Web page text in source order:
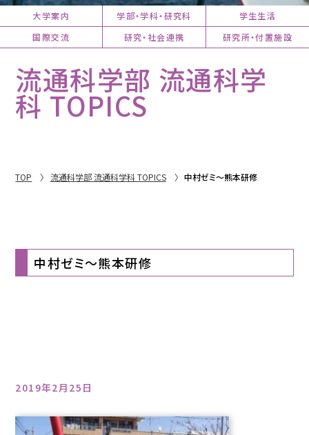
大学案内 学部・学科・研究科
学生生活
国際交流
研究・社会連携 研究所・付置施設
流通科学部 流通科学
科 TOPICS
TOP 流通科学部 流通科学科 TOPICS 中村ゼミ～熊本研修
中村ゼミ～熊本研修
2019年2月25日